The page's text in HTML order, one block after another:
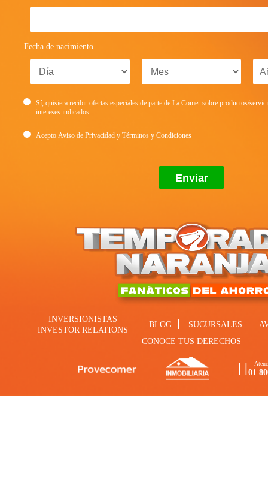
Fecha de nacimiento
Sí, quisiera recibir ofertas especiales de parte de La Comer sobre productos/
intereses indicados.
Acepto Aviso de Privacidad y Términos y Condiciones
INVERSIONISTAS
INVESTOR RELATIONS
BLOG SUCURSALES
CONOCE TUS DERECHOS
01